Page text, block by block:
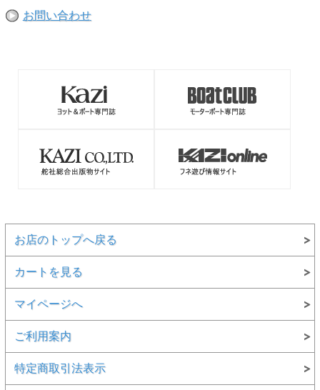
お問い合わせ
お店のトップへ戻る
カートを見る
マイページへ
ご利用案内
特定商取引法表示